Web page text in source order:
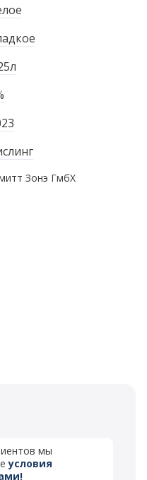
Зонэ ГмбХ
мы
условия